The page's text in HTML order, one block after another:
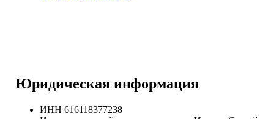
Юридическая информация
ИНН 616118377238